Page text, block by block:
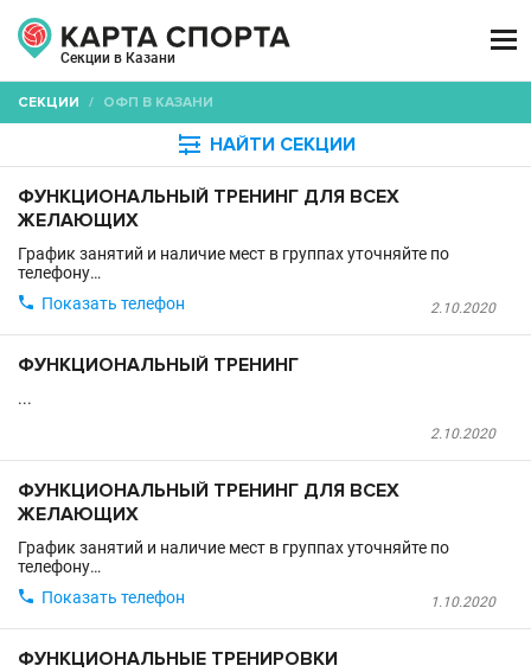
Секции в Казани

СЕКЦИИ / ОФП В КАЗАНИ
 НАЙТИ СЕКЦИИ
ФУНКЦИОНАЛЬНЫЙ ТРЕНИНГ ДЛЯ ВСЕХ
ЖЕЛАЮЩИХ
График занятий и наличие мест в группах уточняйте по
телефону…
2.10.2020
 Показать телефон
ФУНКЦИОНАЛЬНЫЙ ТРЕНИНГ
...
2.10.2020
ФУНКЦИОНАЛЬНЫЙ ТРЕНИНГ ДЛЯ ВСЕХ
ЖЕЛАЮЩИХ
График занятий и наличие мест в группах уточняйте по
телефону…
1.10.2020
 Показать телефон
ФУНКЦИОНАЛЬНЫЕ ТРЕНИРОВКИ